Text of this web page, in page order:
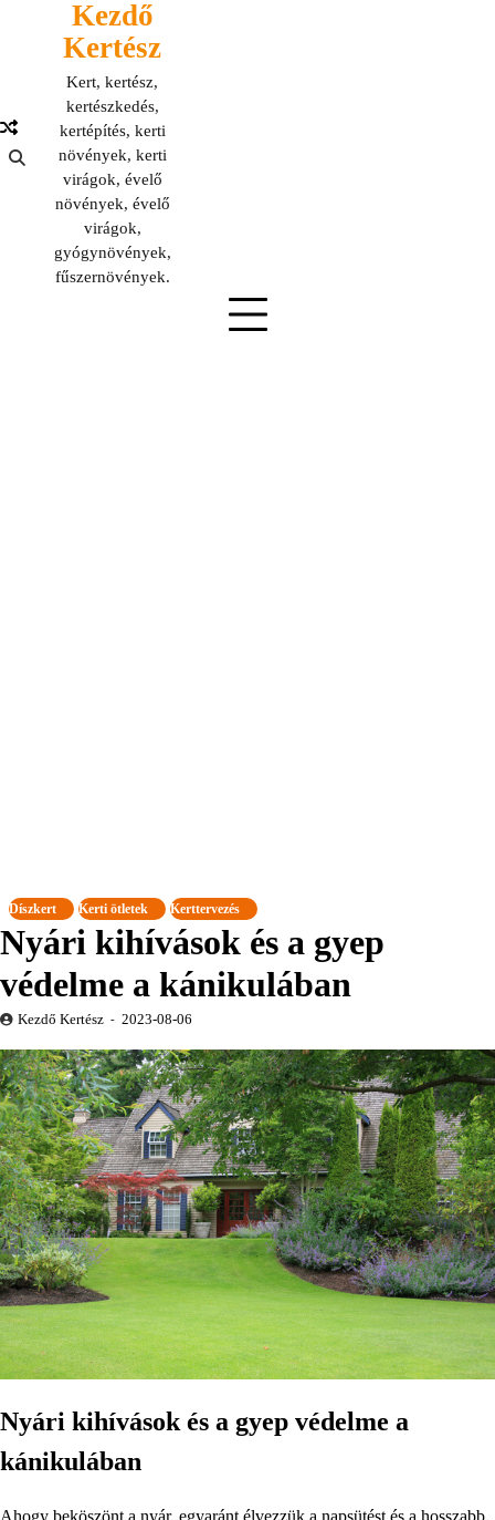
Kezdő
Kertész
Kert, kertész,
kertészkedés,
kertépítés, kerti
növények, kerti
virágok, évelő
növények, évelő
virágok,
gyógynövények,
fűszernövények.
Díszkert Kerti ötletek Kerttervezés
Nyári kihívások és a gyep
védelme a kánikulában
Kezdő Kertész 2023-08-06
Nyári kihívások és a gyep védelme a
kánikulában